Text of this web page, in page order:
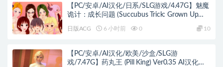
【PC/安卓/AI汉化/日系/SLG游戏/4.47G】魅魔
诡计：成长问题 (Succubus Trick: Grown Up
Problem) Ver0.9.7 AI汉化版+PC+安卓+日系SLG
游戏+4.47G
日版ACG 6 小时前 0 10
【PC/安卓/AI汉化/欧美/沙盒/SLG游
戏/7.47G】药丸王 (Pill King) Ver0.35 AI汉化版